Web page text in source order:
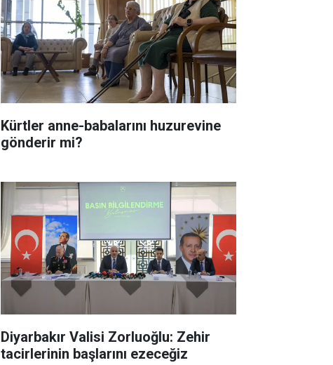
Kürtler anne-babalarını huzurevine
gönderir mi?
Diyarbakır Valisi Zorluoğlu: Zehir
tacirlerinin başlarını ezeceğiz